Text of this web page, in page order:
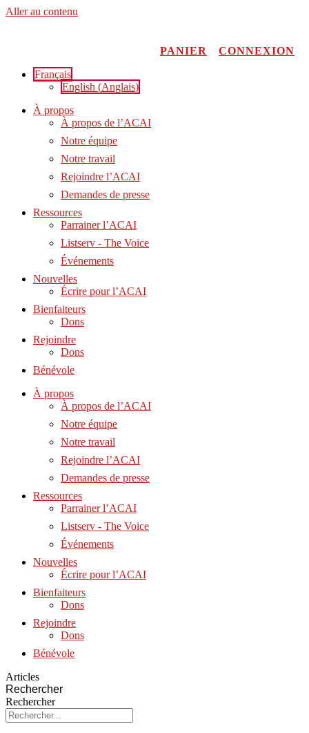
Aller au contenu
PANIER
CONNEXION
Français
English (Anglais)
À propos
À propos de l’ACAI
Notre équipe
Notre travail
Rejoindre l’ACAI
Demandes de presse
Ressources
Parrainer l’ACAI
Listserv - The Voice
Événements
Nouvelles
Écrire pour l’ACAI
Bienfaiteurs
Dons
Rejoindre
Dons
Bénévole
À propos
À propos de l’ACAI
Notre équipe
Notre travail
Rejoindre l’ACAI
Demandes de presse
Ressources
Parrainer l’ACAI
Listserv - The Voice
Événements
Nouvelles
Écrire pour l’ACAI
Bienfaiteurs
Dons
Rejoindre
Dons
Bénévole
Articles
Rechercher
Rechercher